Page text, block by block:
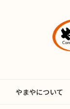
やまやについて